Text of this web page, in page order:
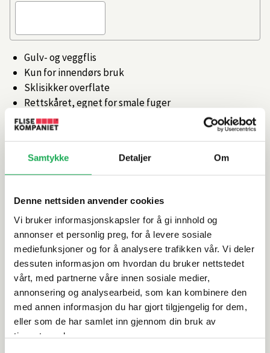
Samtykke Detaljer Om
Denne nettsiden anvender cookies
Vi bruker informasjonskapsler for å gi innhold og
annonser et personlig preg, for å levere sosiale
mediefunksjoner og for å analysere trafikken vår. Vi deler
dessuten informasjon om hvordan du bruker nettstedet
vårt, med partnerne våre innen sosiale medier,
annonsering og analysearbeid, som kan kombinere den
med annen informasjon du har gjort tilgjengelig for dem,
eller som de har samlet inn gjennom din bruk av
tjenestene deres.
Gulv- og veggflis
Kun for innendørs bruk
Sklisikker overflate
Rettskåret, egnet for smale fuger
Produsert i Italia
Artikkelnr.101368664
Spesifikasjoner
Rengjøring og vedlikehold
Leveringsinformasjon
Dokumentasjon